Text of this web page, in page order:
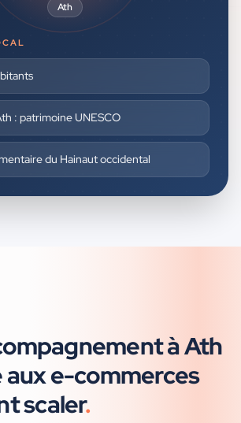
Ath
: patrimoine UNESCO
du Hainaut occidental
àAth
auxe-commerces
scaler.